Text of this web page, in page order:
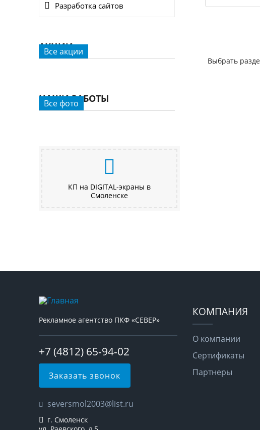
Разработка сайтов
АКЦИИ
Все акции
НАШИ РАБОТЫ
Все фото
КП на DIGITAL-экраны в
Смоленске
Выбрать
Рекламное агентство ПКФ «СЕВЕР»
+7 (4812) 65-94-02
Заказать звонок
seversmol2003@list.ru
г. Смоленск
КОМПАНИЯ
О компании
Сертификаты
Партнеры